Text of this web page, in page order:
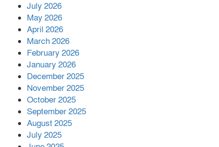
পর ফোন তারেক রহমানের,গ্যাস সঙ্কট
July 2026
May 2026
April 2026
March 2026
February 2026
January 2026
December 2025
November 2025
October 2025
September 2025
August 2025
July 2025